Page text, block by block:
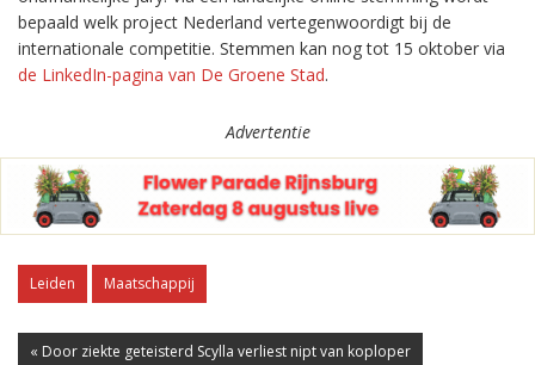
bepaald welk project Nederland vertegenwoordigt bij de
internationale competitie. Stemmen kan nog tot 15 oktober via
de LinkedIn-pagina van De Groene Stad.
Advertentie
Leiden Maatschappij
« Door ziekte geteisterd Scylla verliest nipt van koploper